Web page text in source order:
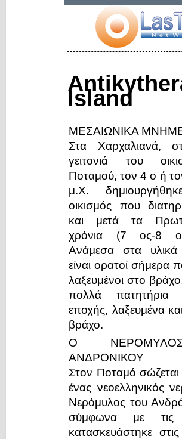
Island
ΜΕΣΑΙΩΝΙΚΑ
Στα Χαρχαλιανά,
γειτονιά του
Ποταμού, τον 4 ο ή
μ.Χ.
οικισμός που
και μετά τα
χρόνια (7 ος-8
Ανάμεσα στα υλικά
είναι ορατοί σήμερα
λαξευμένοι στο
πολλά πατητήρια
εποχής, λαξευμένα
βράχο.
Ο
ΑΝΔΡΟΝΙΚΟΥ
Στον Ποταμό
ένας νεοελληνικός
Νερόμυλος του
σύμφωνα με τις
κατασκευάστηκε